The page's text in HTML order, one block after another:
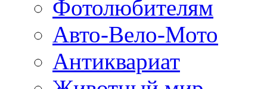
Фотолюбителям
Авто-Вело-Мото
Антиквариат